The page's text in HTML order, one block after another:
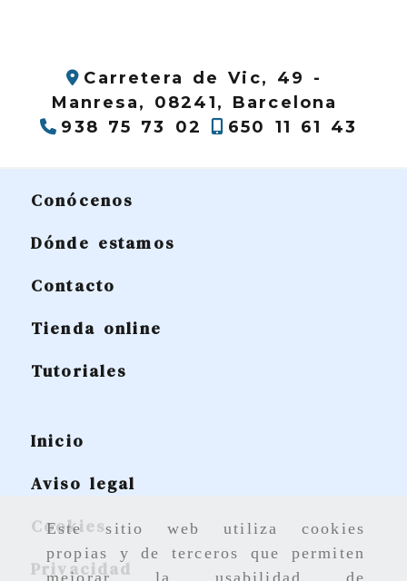
Este sitio web utiliza cookies
propias y de terceros que permiten
Carretera de Vic, 49 -
Manresa, 08241, Barcelona
938 75 73 02
650 11 61 43
Conócenos
Dónde estamos
Contacto
Tienda online
Tutoriales
Inicio
Aviso legal
Cookies
Privacidad